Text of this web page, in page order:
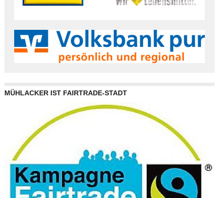
MÜHLACKER IST FAIRTRADE-STADT